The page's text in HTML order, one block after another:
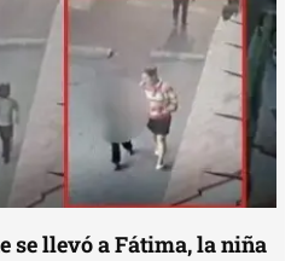
se llevó a Fátima, la niña